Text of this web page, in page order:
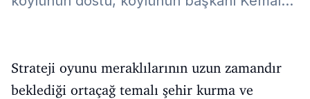
Strateji oyunu meraklılarının uzun zamandır
beklediği ortaçağ temalı şehir kurma ve